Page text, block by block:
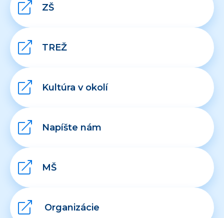
ZŠ
TREŽ
Kultúra v okolí
Napíšte nám
MŠ
Organizácie